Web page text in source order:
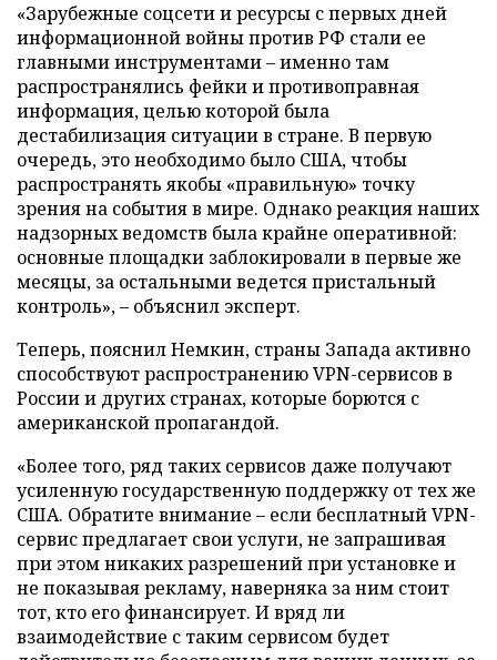
«Зарубежные соцсети и ресурсы с первых дней
информационной войны против РФ стали ее
главными инструментами – именно там
распространялись фейки и противоправная
информация, целью которой была
дестабилизация ситуации в стране. В первую
очередь, это необходимо было США, чтобы
распространять якобы «правильную» точку
зрения на события в мире. Однако реакция наших
надзорных ведомств была крайне оперативной:
основные площадки заблокировали в первые же
месяцы, за остальными ведется пристальный
контроль», – объяснил эксперт.
Теперь, пояснил Немкин, страны Запада активно
способствуют распространению VPN-сервисов в
России и других странах, которые борются с
американской пропагандой.
«Более того, ряд таких сервисов даже получают
усиленную государственную поддержку от тех же
США. Обратите внимание – если бесплатный VPN-
сервис предлагает свои услуги, не запрашивая
при этом никаких разрешений при установке и
не показывая рекламу, наверняка за ним стоит
тот, кто его финансирует. И вряд ли
взаимодействие с таким сервисом будет